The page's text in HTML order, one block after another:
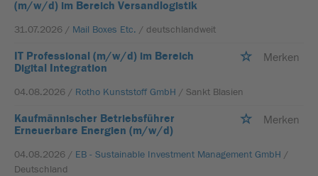
(m/w/d) im Bereich Versandlogistik
31.07.2026 / Mail Boxes Etc. / deutschlandweit
IT Professional (m/w/d) im Bereich
Digital Integration
Merken
04.08.2026 / Rotho Kunststoff GmbH / Sankt Blasien
Kaufmännischer Betriebsführer
Erneuerbare Energien (m/w/d)
Merken
04.08.2026 / EB - Sustainable Investment Management GmbH /
Deutschland